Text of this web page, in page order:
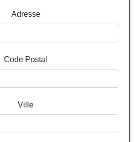
Adresse
Code Postal
Ville